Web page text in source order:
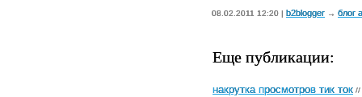
08.02.2011 12:20 | b2blogger → блог
Еще публикации:
накрутка просмотров тик ток //